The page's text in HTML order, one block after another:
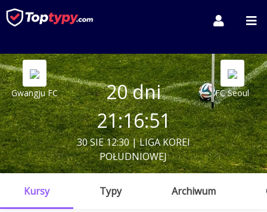
Gwangju FC
20 dni
21:16:51
30 SIE 12:30 | LIGA KOREI
POŁUDNIOWEJ
FC Seoul
Kursy Typy Archiwum